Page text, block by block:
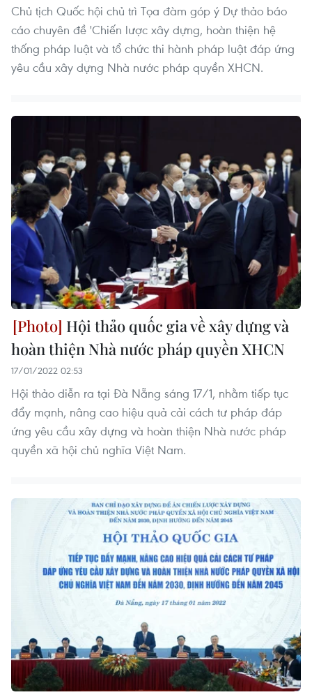
Chủ tịch Quốc hội chủ trì Tọa đàm góp ý Dự thảo báo
cáo chuyên đề 'Chiến lược xây dựng, hoàn thiện hệ
thống pháp luật và tổ chức thi hành pháp luật đáp ứng
yêu cầu xây dựng Nhà nước pháp quyền XHCN.
Hội thảo quốc gia về xây dựng và
hoàn thiện Nhà nước pháp quyền XHCN
17/01/2022 02:53
Hội thảo diễn ra tại Đà Nẵng sáng 17/1, nhằm tiếp tục
đẩy mạnh, nâng cao hiệu quả cải cách tư pháp đáp
ứng yêu cầu xây dựng và hoàn thiện Nhà nước pháp
quyền xã hội chủ nghĩa Việt Nam.